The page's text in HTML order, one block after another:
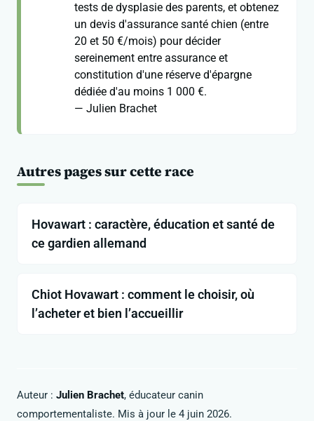
tests de dysplasie des parents, et obtenez
un devis d'assurance santé chien (entre
20 et 50 €/mois) pour décider
sereinement entre assurance et
constitution d'une réserve d'épargne
dédiée d'au moins 1 000 €.
— Julien Brachet
Autres pages sur cette race
Hovawart : caractère, éducation et santé de
ce gardien allemand
Chiot Hovawart : comment le choisir, où
l’acheter et bien l’accueillir
Auteur : Julien Brachet, éducateur canin
comportementaliste. Mis à jour le 4 juin 2026.